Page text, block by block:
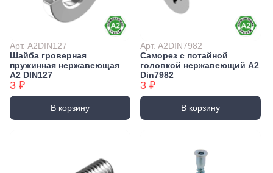
Арт. А2DIN127
Шайба гроверная
пружинная нержавеющая
А2 DIN127
3 ₽
В корзину
Арт. А2DIN7982
Саморез с потайной
головкой нержавеющий А2
Din7982
3 ₽
В корзину